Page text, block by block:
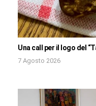
Una call per il logo del
7 Agosto 2026